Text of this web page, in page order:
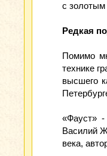
с золотым
Редкая
Помимо
технике
высшего
«Фауст» -
Василий
века,